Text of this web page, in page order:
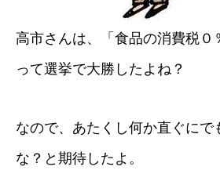
高市さんは、「食品の消費税０
って選挙で大勝したよね？
なので、あたくし何か直ぐにで
な？と期待したよ。